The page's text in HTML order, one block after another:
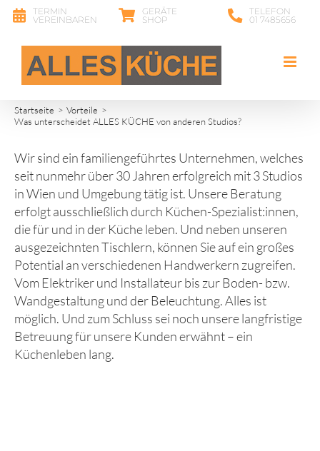
Zum
Inhalt
springen
TERMIN
VEREINBAREN
GERÄTE
SHOP
TELEFON
01 7485656
Startseite
Vorteile
Was unterscheidet ALLES KÜCHE von anderen Studios?
Wir sind ein familiengeführtes Unternehmen, welches
seit nunmehr über 30 Jahren erfolgreich mit 3 Studios
in Wien und Umgebung tätig ist. Unsere Beratung
erfolgt ausschließlich durch Küchen-Spezialist:innen,
die für und in der Küche leben. Und neben unseren
ausgezeichnten Tischlern, können Sie auf ein großes
Potential an verschiedenen Handwerkern zugreifen.
Vom Elektriker und Installateur bis zur Boden- bzw.
Wandgestaltung und der Beleuchtung. Alles ist
möglich. Und zum Schluss sei noch unsere langfristige
Betreuung für unsere Kunden erwähnt – ein
Küchenleben lang.